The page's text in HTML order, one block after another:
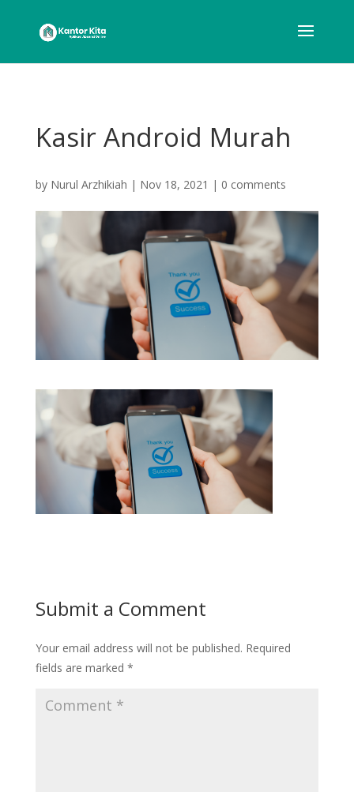
Kasir Android Murah
by Nurul Arzhikiah | Nov 18, 2021 | 0 comments
Submit a Comment
Your email address will not be published. Required
fields are marked *